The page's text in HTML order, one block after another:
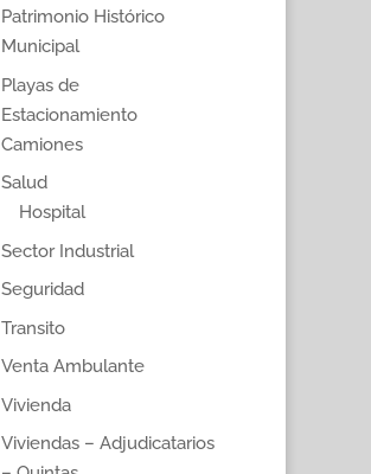
Patrimonio Histórico
Municipal
Playas de
Estacionamiento
Camiones
Salud
Hospital
Sector Industrial
Seguridad
Transito
Venta Ambulante
Vivienda
Viviendas – Adjudicatarios